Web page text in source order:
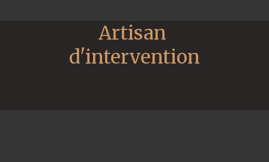
Artisan
d'intervention